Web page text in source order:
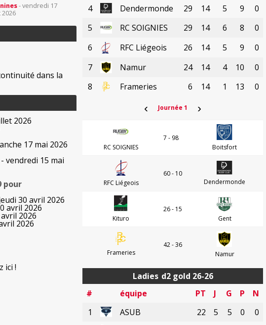
- vendredi 17
dans la
2026
17 mai 2026
- vendredi 15 mai
pour
30 avril 2026
avril 2026
2026
2026
ici !
4
Dendermonde 29 14 5 9
0
5
RC SOIGNIES 29 14 6 8
0
6
RFC Liégeois 26 14 5 9
0
7
Namur 24 14 4 10
0
8
Frameries 6 14 1 13 0
‹ Journée 1 ›
RC SOIGNIES
7 - 98
Boitsfort
RFC Liégeois
60 - 10
Dendermonde
Kituro
26 - 15
Gent
Frameries
42 - 36
Namur
Ladies d2 gold 26-26
#
équipe PT J G P
N
1
ASUB 22 5 5 0
0